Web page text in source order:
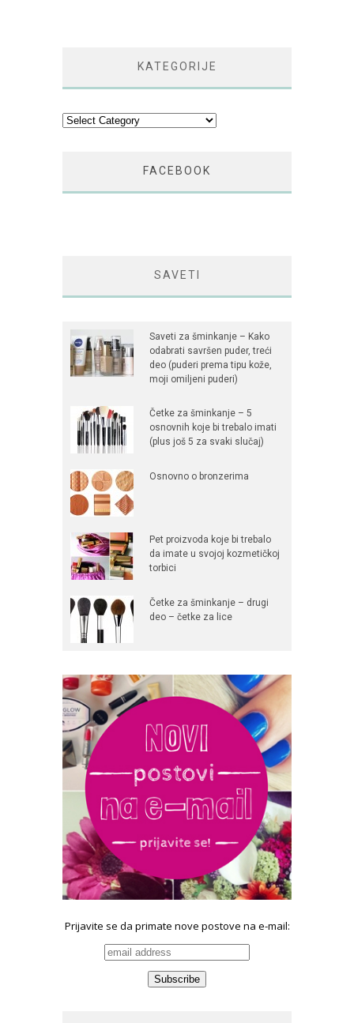
KATEGORIJE
Kategorije
FACEBOOK
SAVETI
Saveti za šminkanje – Kako
odabrati savršen puder, treći
deo (puderi prema tipu kože,
moji omiljeni puderi)
Četke za šminkanje – 5
osnovnih koje bi trebalo imati
(plus još 5 za svaki slučaj)
Osnovno o bronzerima
Pet proizvoda koje bi trebalo
da imate u svojoj kozmetičkoj
torbici
Četke za šminkanje – drugi
deo – četke za lice
Prijavite se da primate nove postove na e-mail: